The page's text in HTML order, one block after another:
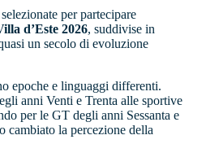
per partecipare
d’Este 2026, suddivise in
un secolo di evoluzione
epoche e linguaggi differenti.
anni Venti e Trenta alle sportive
per le GT degli anni Sessanta e
cambiato la percezione della